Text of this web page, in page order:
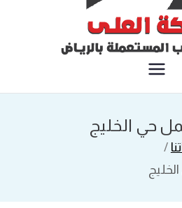
شركة العلى لشراء الأبواب
حي الخليج